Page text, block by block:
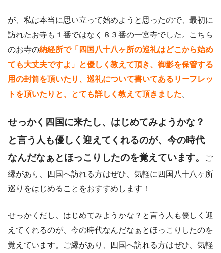
が、私は本当に思い立って始めようと思ったので、最初に
訪れたお寺も１番ではなく８３番の一宮寺でした。こちら
のお寺の納経所で「四国八十八ヶ所の巡礼はどこから始め
ても大丈夫ですよ」と優しく教えて頂き、御影を保管する
用の封筒を頂いたり、巡礼について書いてあるリーフレッ
トを頂いたりと、とても詳しく教えて頂きました。
せっかく四国に来たし、はじめてみようかな？
と言う人も優しく迎えてくれるのが、今の時代
なんだなぁとほっこりしたのを覚えています。
ご
縁があり、四国へ訪れる方はぜひ、気軽に四国八十八ヶ所
巡りをはじめることをおすすめします！
せっかくだし、はじめてみようかな？と言う人も優しく迎
えてくれるのが、今の時代なんだなぁとほっこりしたのを
覚えています。ご縁があり、四国へ訪れる方はぜひ、気軽